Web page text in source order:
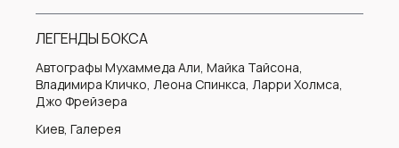
ЛЕГЕНДЫ БОКСА
Автографы Мухаммеда Али, Майка Тайсона,
Владимира Кличко, Леона Спинкса, Ларри Холмса,
Джо Фрейзера
Киев, Галерея